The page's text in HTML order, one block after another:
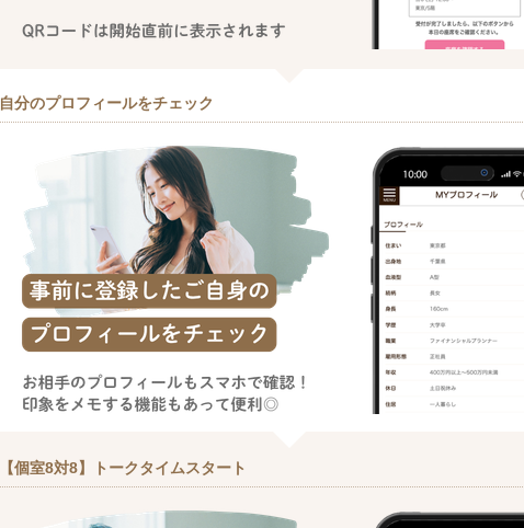
自分のプロフィールをチェック
【個室8対8】トークタイムスタート